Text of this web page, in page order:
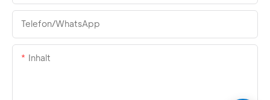
Telefon/WhatsApp
Inhalt